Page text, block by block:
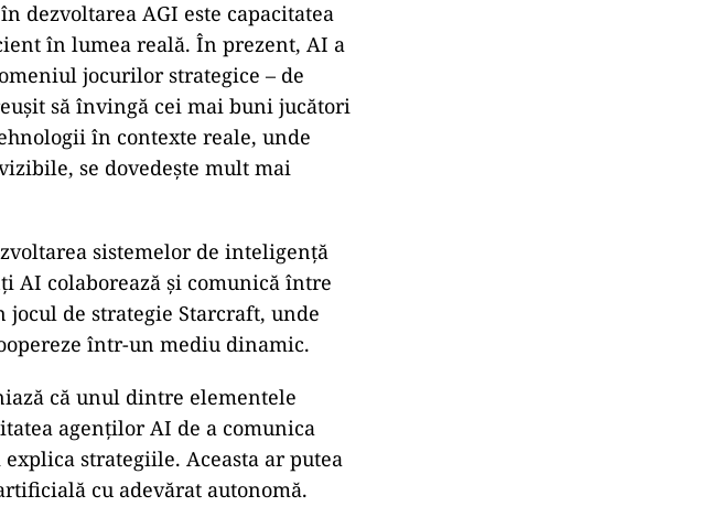
dezvoltarea AGI este capacitatea
în lumea reală. În prezent, AI a
jocurilor strategice – de
să învingă cei mai buni jucători
în contexte reale, unde
se dovedește mult mai
sistemelor de inteligență
AI colaborează și comunică între
jocul de strategie Starcraft, unde
într-un mediu dinamic.
că unul dintre elementele
agenților AI de a comunica
strategiile. Aceasta ar putea
cu adevărat autonomă.